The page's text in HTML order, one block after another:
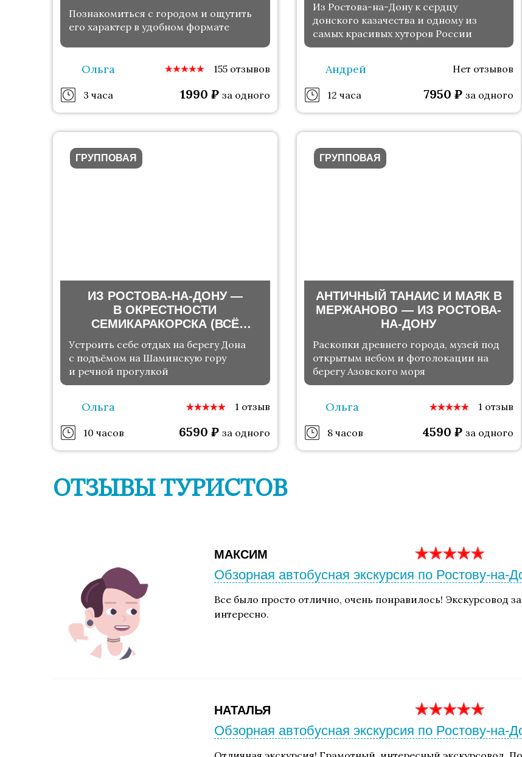
Познакомиться с городом и ощутить
его характер в удобном формате
Ольга 155 отзывов
3 часа 1990 ₽ за одного
Из Ростова-на-Дону к сердцу
донского казачества и одному из
самых красивых хуторов России
Андрей Нет отзывов
12 часа 7950₽ за одного
ГРУППОВАЯ
ИЗ РОСТОВА-НА-ДОНУ —
В ОКРЕСТНОСТИ
СЕМИКАРАКОРСКА (ВСЁ
ВКЛЮЧЕНО)
Устроить себе отдых на берегу Дона
с подъёмом на Шаминскую гору
и речной прогулкой
Ольга 1 отзыв
10 часов 6590 ₽ за одного
ГРУППОВАЯ
АНТИЧНЫЙ ТАНАИС И МАЯК В
МЕРЖАНОВО — ИЗ РОСТОВА-
НА-ДОНУ
Раскопки древнего города, музей под
открытым небом и фотолокации на
берегу Азовского моря
Ольга 1 отзыв
8 часов 4590₽ за одного
ОТЗЫВЫ ТУРИСТОВ
МАКСИМ
Обзорная автобусная экскурсия по Ростову-на-
Все было просто отлично, очень понравилось! Экскурсовод
интересно.
НАТАЛЬЯ
Обзорная автобусная экскурсия по Ростову-на-